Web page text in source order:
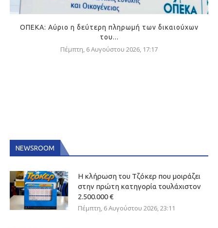
ΟΠΕΚΑ: Αύριο η δεύτερη πληρωμή των δικαιούχων
του...
Πέμπτη, 6 Αυγούστου 2026, 17:17
NEWSROOM
Η κλήρωση του Τζόκερ που μοιράζει
στην πρώτη κατηγορία τουλάχιστον
2.500.000 €
Πέμπτη, 6 Αυγούστου 2026, 23:11